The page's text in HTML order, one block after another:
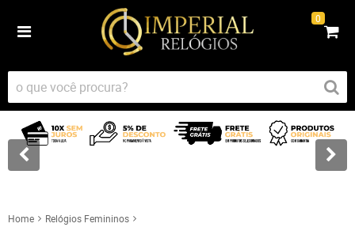
0
Home
Relógios Femininos